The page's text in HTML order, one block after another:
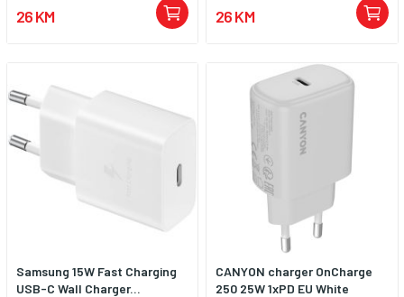
26 KM 26 KM
Samsung 15W Fast Charging
USB-C Wall Charger...
CANYON charger OnCharge
250 25W 1xPD EU White